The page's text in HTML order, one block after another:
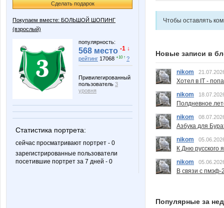
Сделать подарок
Покупаем вместе: БОЛЬШОЙ ШОПИНГ
(взрослый)
популярность:
568 место -1 ↓
рейтинг 17068 +10 ↑ ?
Привилегированный
пользователь 3
уровня
Статистика портрета:
сейчас просматривают портрет - 0
зарегистрированные пользователи
посетившие портрет за 7 дней - 0
Чтобы оставлять
Новые записи в
nikom
Хотел в IT -
nikom
Полдневное
nikom
Азбука для
nikom
К Дню русского
nikom
В связи с пмэф-
Популярные за